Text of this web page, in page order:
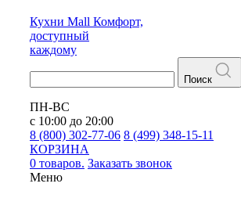
Кухни Mall Комфорт,
доступный
каждому
Поиск
ПН-ВС
с 10:00 до 20:00
8 (800) 302-77-06 8 (499) 348-15-11
КОРЗИНА
0 товаров. Заказать звонок
Меню